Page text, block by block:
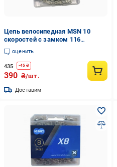
Цепь велосипедная MSN 10
скоростей с замком 116
звеньев (XZ-AFT-252)
оценить
435 -45 ₴
390 ₴/шт.
Доставим